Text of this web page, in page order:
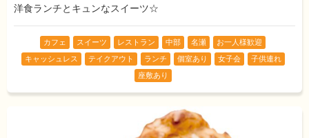
洋食ランチとキュンなスイーツ☆
カフェ スイーツ レストラン 中部 名瀬
お一人様歓迎
キャッシュレス
テイクアウト ランチ 個室あり 女子会
子供連れ
座敷あり